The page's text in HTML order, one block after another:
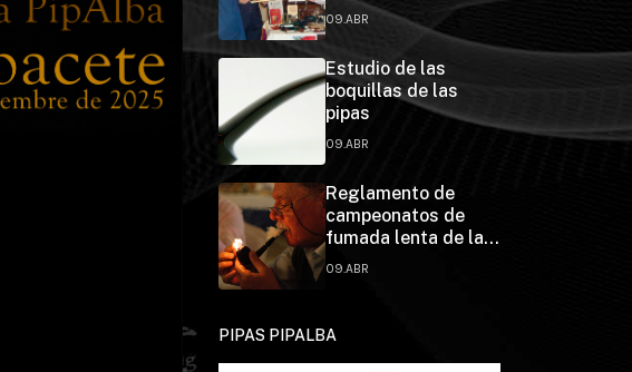
09.ABR
Estudio de las
boquillas de las
pipas
09.ABR
Reglamento de
campeonatos de
fumada lenta de la
Federación Española
09.ABR
PIPAS PIPALBA